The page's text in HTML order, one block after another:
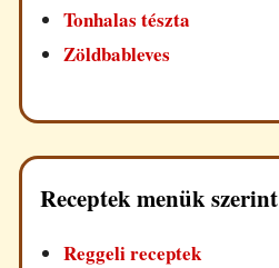
Tonhalas tészta
Zöldbableves
Receptek menük szerint
Reggeli receptek